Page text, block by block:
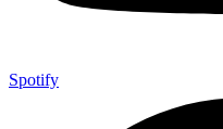
Spotify